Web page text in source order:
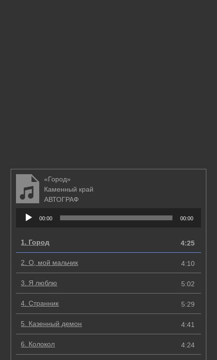
«Город»
Каменный край
АВТОГРАФ
Аудиоплеер
00:00 00:00
1. Город 4:25
2.О, мой мальчик 4:10
3. Я люблю 5:02
4.Странник 5:29
5. Казенный демон 4:41
6. Колокол 4:24